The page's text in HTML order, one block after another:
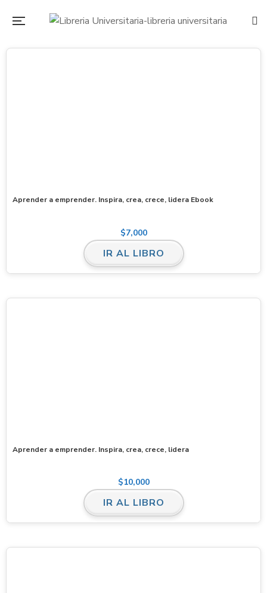
Aprender a emprender. Inspira, crea, crece, lidera Ebook
$7,000
IR AL LIBRO
Aprender a emprender. Inspira, crea, crece, lidera
$10,000
IR AL LIBRO